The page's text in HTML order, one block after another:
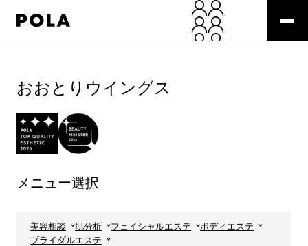
おおとりウイングス
メニュー選択
美容相談 肌分析 フェイシャルエステ
ボディエステ
ブライダルエステ